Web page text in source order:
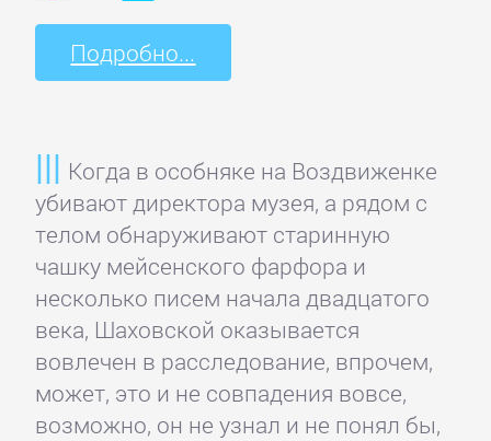
Подробно...
Когда в особняке на Воздвиженке
убивают директора музея, а рядом с
телом обнаруживают старинную
чашку мейсенского фарфора и
несколько писем начала двадцатого
века, Шаховской оказывается
вовлечен в расследование, впрочем,
может, это и не совпадения вовсе,
возможно, он не узнал и не понял бы,
Зарубежные
стихи
Современная
зарубежная
литература
ИСКУССТВО
Кинематограф,
театр